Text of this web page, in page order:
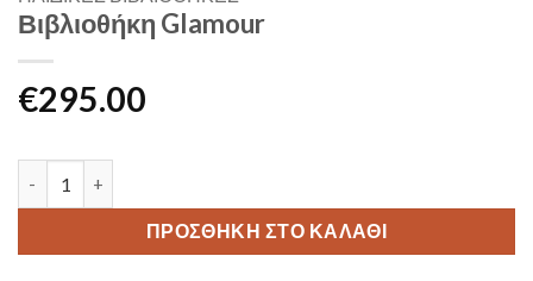
Βιβλιοθήκη Glamour
€295.00
ΠΡΟΣΘΉΚΗ ΣΤΟ ΚΑΛΆΘΙ